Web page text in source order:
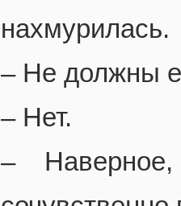
нахмурилась.
– Не должны
– Нет.
–